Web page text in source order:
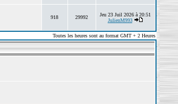
918 29992
Jeu 23 Juil 2026 à 20:51
JulienM993
Toutes les heures sont au format GMT + 2 Heures